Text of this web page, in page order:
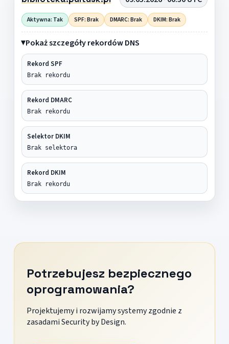
Aktywna: Tak SPF: Brak DMARC: Brak DKIM: Brak
Pokaż szczegóły rekordów DNS
Rekord SPF
Brak rekordu
Rekord DMARC
Brak rekordu
Selektor DKIM
Brak selektora
Rekord DKIM
Brak rekordu
Potrzebujesz bezpiecznego
oprogramowania?
Projektujemy i rozwijamy systemy zgodnie z
zasadami Security by Design.